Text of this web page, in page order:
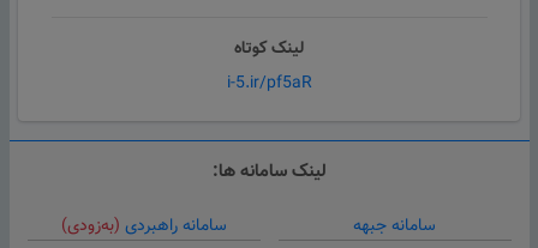
لینک کوتاه
i-5.ir/pf5aR
لینک سامانه ها:
سامانه جبهه
سامانه راهبردی (به‌زودی)